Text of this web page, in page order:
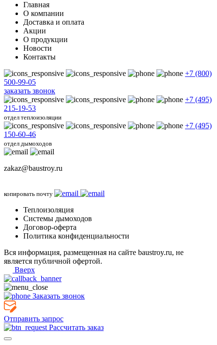
Главная
О компании
Доставка и оплата
Акции
О продукции
Новости
Контакты
+7 (800)
500-99-05
заказать звонок
+7 (495)
215-19-53
отдел теплоизоляции
+7 (495)
150-60-46
отдел дымоходов
zakaz@baustroy.ru
копировать почту
Теплоизоляция
Системы дымоходов
Договор-оферта
Политика конфиденциальности
Вся информация, размещенная на сайте baustroy.ru, не
является публичной офертой.
Вверх
Заказать звонок
Отправить запрос
Рассчитать заказ